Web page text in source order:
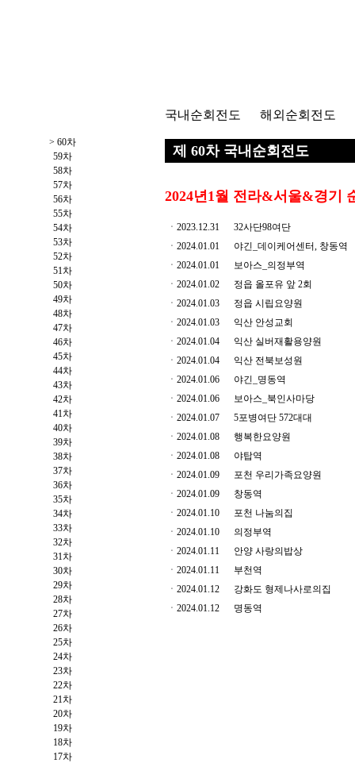
> 60차
59차
58차
57차
56차
55차
54차
53차
52차
51차
50차
49차
48차
47차
46차
45차
44차
43차
42차
41차
40차
39차
38차
37차
36차
35차
34차
33차
32차
31차
30차
29차
28차
27차
26차
25차
24차
23차
22차
21차
20차
19차
18차
17차
국내순회전도 해외순회전도
제 60차 국내순회전도
2024년1월 전라&서울&경기
ㆍ2023.12.31
32사단98여단
ㆍ2024.01.01
야긴_데이케어센터, 창동역
ㆍ2024.01.01
보아스_의정부역
ㆍ2024.01.02
정읍 올포유 앞 2회
ㆍ2024.01.03
정읍 시립요양원
ㆍ2024.01.03
익산 안성교회
ㆍ2024.01.04
익산 실버재활용양원
ㆍ2024.01.04
익산 전북보성원
ㆍ2024.01.06
야긴_명동역
ㆍ2024.01.06
보아스_북인사마당
ㆍ2024.01.07
5포병여단 572대대
ㆍ2024.01.08
행복한요양원
ㆍ2024.01.08
야탑역
ㆍ2024.01.09
포천 우리가족요양원
ㆍ2024.01.09
창동역
ㆍ2024.01.10
포천 나눔의집
ㆍ2024.01.10
의정부역
ㆍ2024.01.11
안양 사랑의밥상
ㆍ2024.01.11
부천역
ㆍ2024.01.12
강화도 형제나사로의집
ㆍ2024.01.12
명동역